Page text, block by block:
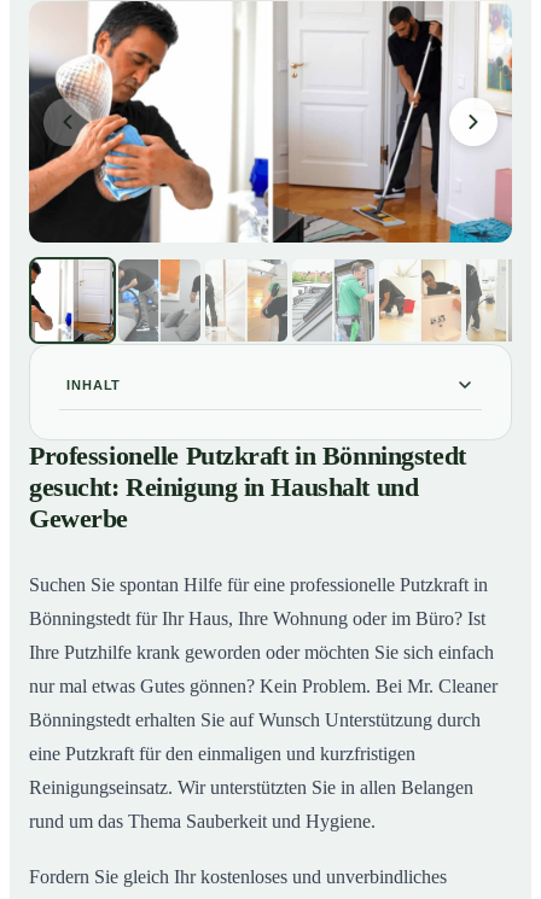
INHALT
01 Professionelle Putzkraft in Bönningstedt gesucht:
Reinigung in Haushalt und Gewerbe
So einfach buchen Sie eine Putzkraft in Bönningstedt
Professionelle Putzkraft in Bönningstedt
gesucht: Reinigung in Haushalt und
Gewerbe
Suchen Sie spontan Hilfe für eine professionelle Putzkraft in
Bönningstedt für Ihr Haus, Ihre Wohnung oder im Büro? Ist
Ihre Putzhilfe krank geworden oder möchten Sie sich einfach
nur mal etwas Gutes gönnen? Kein Problem. Bei Mr. Cleaner
Bönningstedt erhalten Sie auf Wunsch Unterstützung durch
eine Putzkraft für den einmaligen und kurzfristigen
Reinigungseinsatz. Wir unterstützten Sie in allen Belangen
rund um das Thema Sauberkeit und Hygiene.
Fordern Sie gleich Ihr kostenloses und unverbindliches